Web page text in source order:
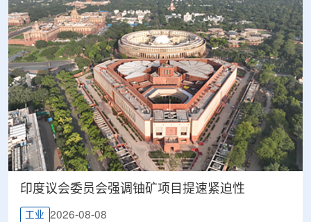
印度议会委员会强调铀矿项目提速紧迫性
工业 2026-08-08